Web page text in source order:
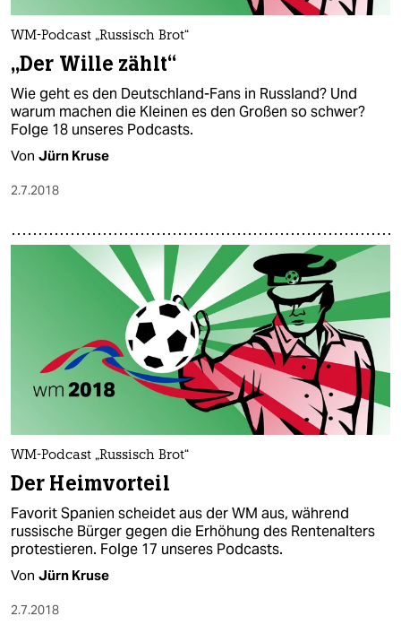
WM-Podcast „Russisch Brot“
„Der Wille zählt“
Wie geht es den Deutschland-Fans in Russland? Und
warum machen die Kleinen es den Großen so schwer?
Folge 18 unseres Podcasts.
Von Jürn Kruse
2.7.2018
WM-Podcast „Russisch Brot“
Der Heimvorteil
Favorit Spanien scheidet aus der WM aus, während
russische Bürger gegen die Erhöhung des Rentenalters
protestieren. Folge 17 unseres Podcasts.
Von Jürn Kruse
2.7.2018